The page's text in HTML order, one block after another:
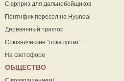
Сюрприз для дальнобойщиков
Понтифик пересел на Hyundai
Деревянный трактор
Союзнические “покатушки”
На светофоре
ОБЩЕСТВО